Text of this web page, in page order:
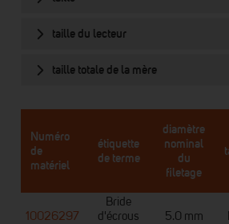
taille du lecteur
taille totale de la mère
Numéro
de
matériel
étiquette
de terme
diamètre
nominal
du
filetage
10026297
Bride
d'écrous
5.0 mm